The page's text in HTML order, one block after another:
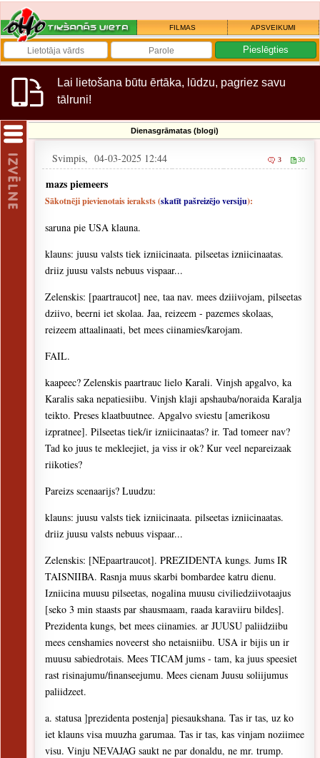
FILMAS APSVEIKUMI
Lai lietošana būtu ērtāka, lūdzu, pagriez savu
tālruni!
Dienasgrāmatas (blogi)
Svimpis, 04-03-2025 12:44 3 30
mazs piemeers
Sākotnēji pievienotais ieraksts (skatīt pašreizējo versiju):
saruna pie USA klauna.
klauns: juusu valsts tiek izniicinaata. pilseetas izniicinaatas.
driiz juusu valsts nebuus vispaar...
Zelenskis: [paartraucot] nee, taa nav. mees dziiivojam, pilseetas
dziivo, beerni iet skolaa. Jaa, reizeem - pazemes skolaas,
reizeem attaalinaati, bet mees ciinamies/karojam.
FAIL.
kaapeec? Zelenskis paartrauc lielo Karali. Vinjsh apgalvo, ka
Karalis saka nepatiesiibu. Vinjsh klaji apshauba/noraida Karalja
teikto. Preses klaatbuutnee. Apgalvo sviestu [amerikosu
izpratnee]. Pilseetas tiek/ir izniicinaatas? ir. Tad tomeer nav?
Tad ko juus te mekleejiet, ja viss ir ok? Kur veel nepareizaak
riikoties?
Pareizs scenaarijs? Luudzu:
klauns: juusu valsts tiek izniicinaata. pilseetas izniicinaatas.
driiz juusu valsts nebuus vispaar...
Zelenskis: [NEpaartraucot]. PREZIDENTA kungs. Jums IR
TAISNIIBA. Rasnja muus skarbi bombardee katru dienu.
Izniicina muusu pilseetas, nogalina muusu civiliedziivotaajus
[seko 3 min staasts par shausmaam, raada karaviiru bildes].
Prezidenta kungs, bet mees ciinamies. ar JUUSU paliidziibu
mees censhamies noveerst sho netaisniibu. USA ir bijis un ir
muusu sabiedrotais. Mees TICAM jums - tam, ka juus speesiet
rast risinajumu/finanseejumu. Mees cienam Juusu soliijumus
paliidzeet.
a. statusa ]prezidenta postenja] piesaukshana. Tas ir tas, uz ko
iet klauns visa muuzha garumaa. Tas ir tas, kas vinjam noziimee
visu. Vinju NEVAJAG saukt ne par donaldu, ne mr. trump.